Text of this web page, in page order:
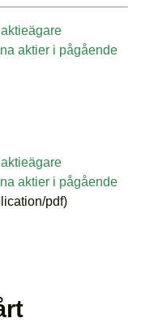
aktier i pågående
aktier i pågående
pdf)